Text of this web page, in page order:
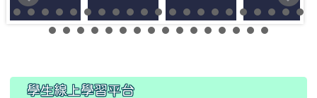
學生線上學習平台